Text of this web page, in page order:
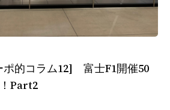
ポ的コラム12] 富士F1開催50
Part2